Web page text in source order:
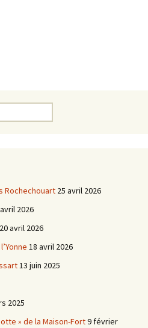
Rochechouart 25 avril 2026
2026
20 avril 2026
18 avril 2026
13 juin 2025
2025
» de la Maison-Fort9 février